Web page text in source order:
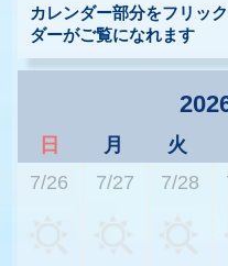
カレンダー部分をフリッ
ダーがご覧になれます
日 月 火
7/26
7/27 7/28